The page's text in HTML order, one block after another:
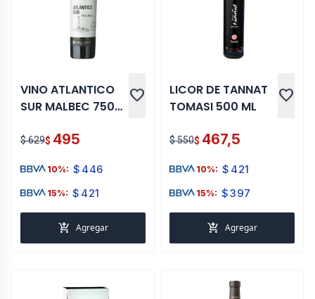
VINO ATLANTICO
SUR MALBEC 750
favorite
$ 629$ 495
10%: $ 446
15%: $ 421
add_shopping_cart Agregar
LICOR DE TANNAT
TOMASI 500 ML
favorite
$ 550$ 467,5
10%: $ 421
15%: $397
add_shopping_cart Agregar